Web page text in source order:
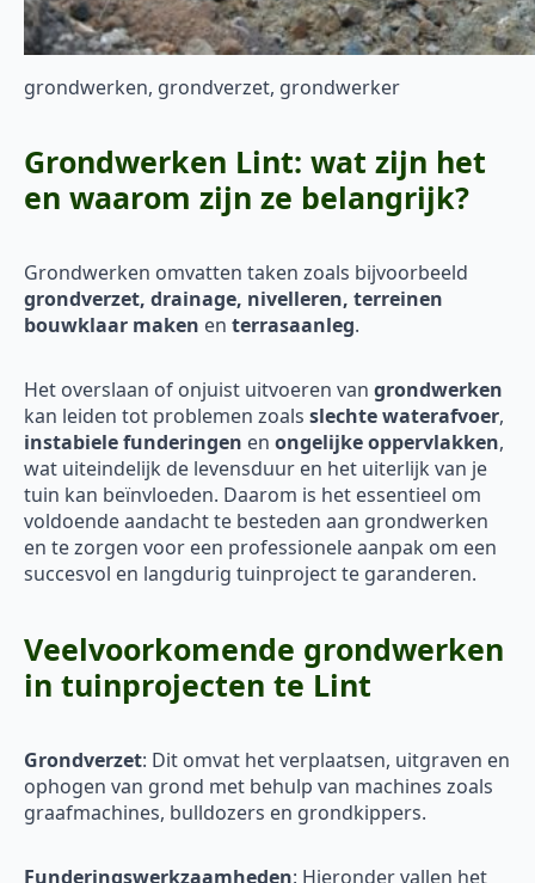
grondwerken, grondverzet, grondwerker
Grondwerken Lint: wat zijn het
en waarom zijn ze belangrijk?
Grondwerken omvatten taken zoals bijvoorbeeld
grondverzet, drainage, nivelleren, terreinen
bouwklaar maken en terrasaanleg.
Het overslaan of onjuist uitvoeren van grondwerken
kan leiden tot problemen zoals slechte waterafvoer,
instabiele funderingen en ongelijke oppervlakken,
wat uiteindelijk de levensduur en het uiterlijk van je
tuin kan beïnvloeden. Daarom is het essentieel om
voldoende aandacht te besteden aan grondwerken
en te zorgen voor een professionele aanpak om een
succesvol en langdurig tuinproject te garanderen.
Veelvoorkomende grondwerken
in tuinprojecten te Lint
Grondverzet: Dit omvat het verplaatsen, uitgraven en
ophogen van grond met behulp van machines zoals
graafmachines, bulldozers en grondkippers.
Funderingswerkzaamheden: Hieronder vallen het